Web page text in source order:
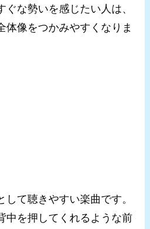
な勢いを感じたい人は、
体像をつかみやすくなりま
て聴きやすい楽曲です。
中を押してくれるような前